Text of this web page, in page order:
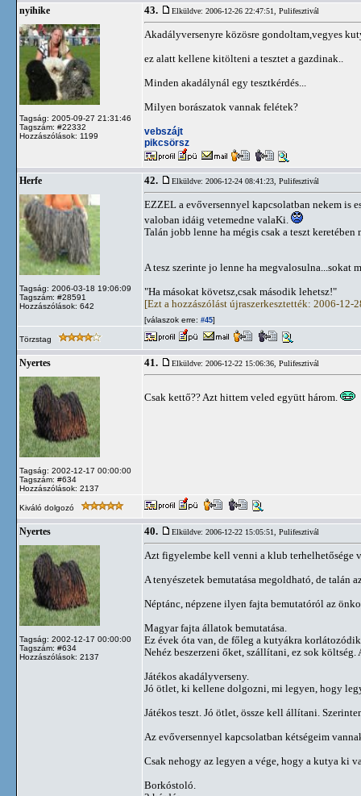
nyihike
Tagság: 2005-09-27 21:31:46
Tagszám: #22332
Hozzászólások: 1199
43. Elküldve: 2006-12-26 22:47:51, Pulifesztivál
Akadályversenyre közösre gondoltam,vegyes
ez alatt kellene kitölteni a tesztet a gazdinak..
Minden akadálynál egy tesztkérdés...
Milyen borászatok vannak felétek?
vebszájt
pikcsörsz
Herfe
Tagság: 2006-03-18 19:06:09
Tagszám: #28591
Hozzászólások: 642
42. Elküldve: 2006-12-24 08:41:23, Pulifesztivál
EZZEL a evőversennyel kapcsolatban nekem is
valoban idáig vetemedne valaKi.
Talán jobb lenne ha mégis csak a teszt keretében
A tesz szerinte jo lenne ha
"Ha másokat követsz,csak második lehetsz!"
[Ezt a hozzászólást újraszerkesztették: 2006-12-
[válaszok erre: #45]
Törzstag
Nyertes
Tagság: 2002-12-17 00:00:00
Tagszám: #634
Hozzászólások: 2137
41. Elküldve: 2006-12-22 15:06:36, Pulifesztivál
Csak kettő?? Azt hittem veled együtt három.
Kiváló dolgozó
Nyertes
Tagság: 2002-12-17 00:00:00
Tagszám: #634
Hozzászólások: 2137
40. Elküldve: 2006-12-22 15:05:51, Pulifesztivál
Azt figyelembe kell venni a klub terhelhetősége
A tenyészetek bemutatása megoldható, de talán
Néptánc, népzene ilyen fajta bemutatóról az
Magyar fajta állatok bemutatása.
Ez évek óta van, de főleg a kutyákra
Nehéz beszerzeni őket, szállítani, ez sok
Játékos akadályverseny.
Jó ötlet, ki kellene dolgozni, mi legyen, hogy
Játékos teszt. Jó ötlet, össze kell állítani.
Az evőversennyel kapcsolatban kétségeim
Csak nehogy az legyen a vége, hogy a kutya ki
Borkóstoló.